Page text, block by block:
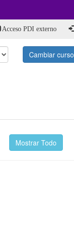
Acceso PDI externo
Cambiar curso
Mostrar Todo